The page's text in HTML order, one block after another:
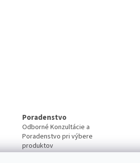
Poradenstvo
Odborné Konzultácie a
Poradenstvo pri výbere
produktov